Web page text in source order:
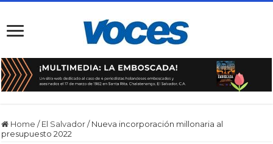
Home / El Salvador / Nueva incorporación millonaria al
presupuesto 2022